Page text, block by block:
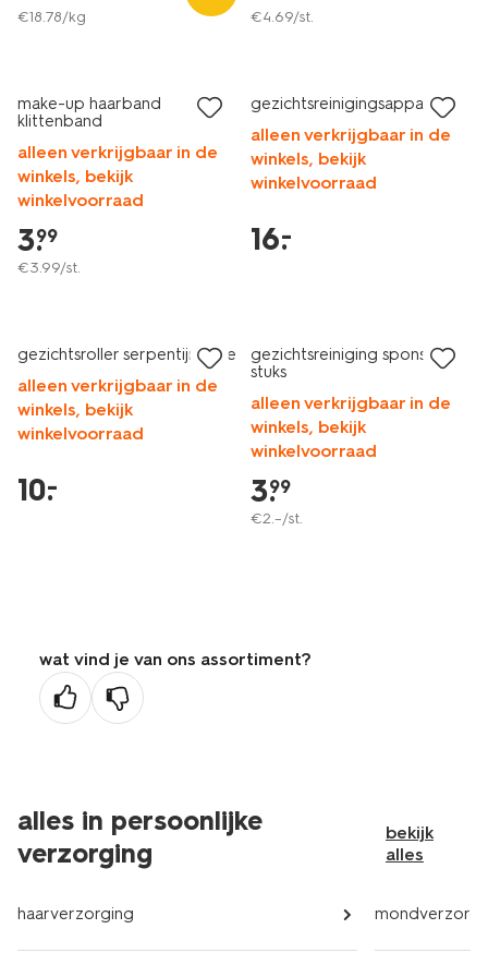
€18.78/kg €4.69/st.
make-up haarband
klittenband
alleen verkrijgbaar in de
winkels, bekijk
winkelvoorraad
3.
99
€3.99/st.
gezichtsreinigingsapparaat
alleen verkrijgbaar in de
winkels, bekijk
winkelvoorraad
16.
–
gezichtsroller serpentijn roze
alleen verkrijgbaar in de
winkels, bekijk
winkelvoorraad
10.
–
gezichtsreiniging spons - 2
stuks
alleen verkrijgbaar in de
winkels, bekijk
winkelvoorraad
3.
99
€2.–/st.
wat vind je van ons assortiment?
alles in persoonlijke
verzorging
bekijk
alles
haarverzorging